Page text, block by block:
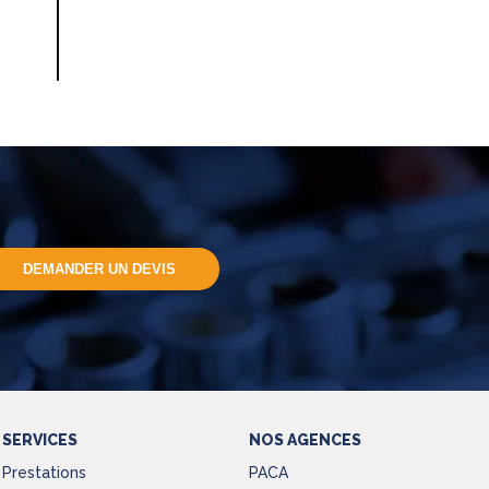
DEMANDER UN DEVIS
SERVICES
Prestations
NOS AGENCES
PACA